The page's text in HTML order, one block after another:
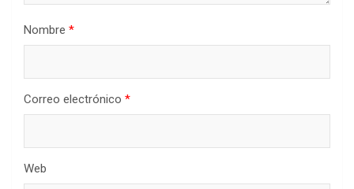
Nombre *
Correo electrónico *
Web